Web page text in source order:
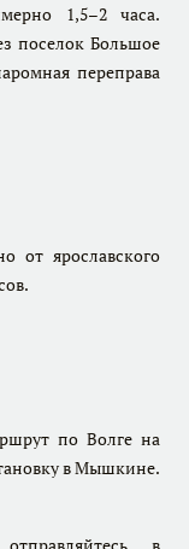
1,5–2 часа.
поселок Большое
переправа
от ярославского
по Волге на
в Мышкине.